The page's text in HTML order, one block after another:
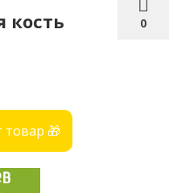
0
кость
товар 🎁